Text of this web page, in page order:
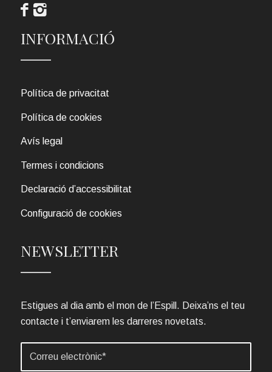
INFORMACIÓ
Política de privacitat
Política de cookies
Avís legal
Termes i condicions
Declaració d’accessibilitat
Configuració de cookies
NEWSLETTER
Estigues al dia amb el mon de l’Espill. Deixa’ns el teu
contacte i t’enviarem les darreres novetats.